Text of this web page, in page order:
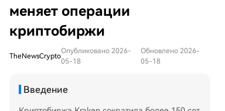
меняет операции
криптобиржи
TheNewsCrypto
Опубликовано 2026-
05-18
Обновлено 2026-
05-18
Введение